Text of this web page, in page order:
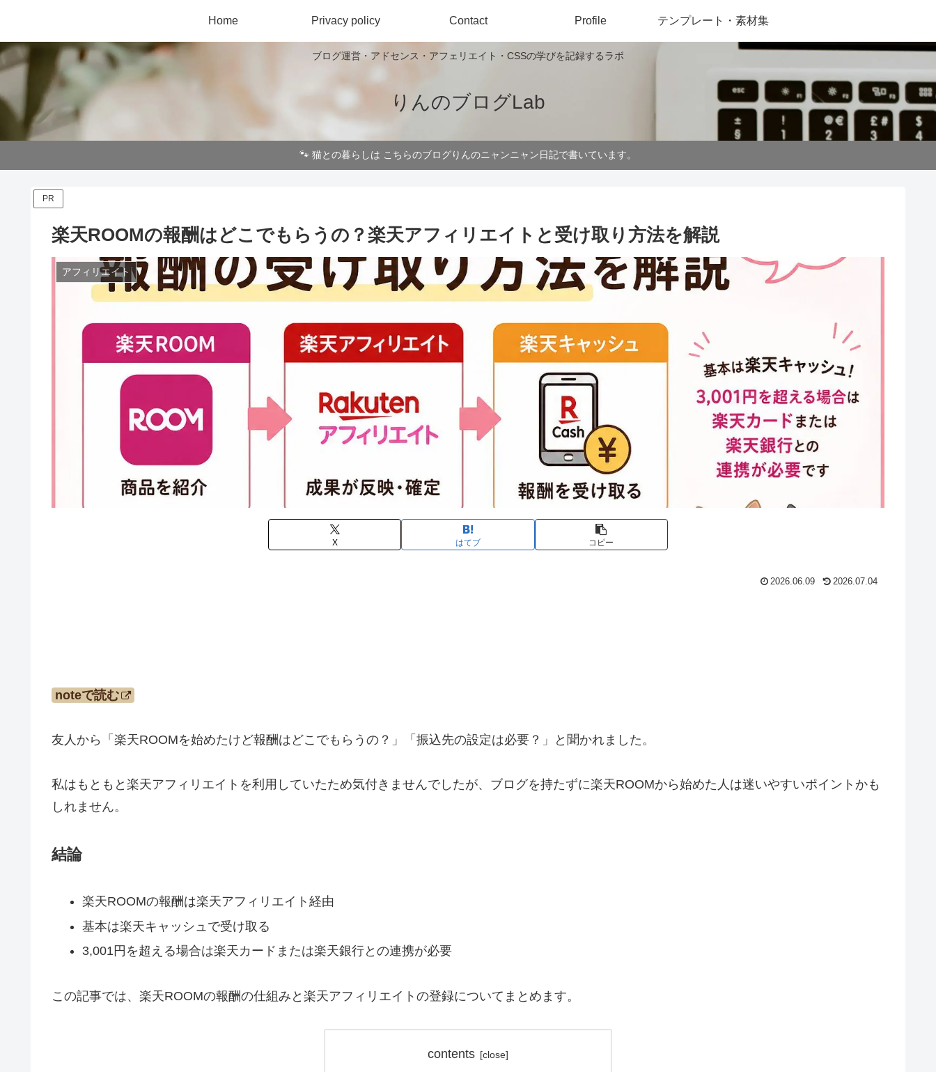
ブログ運営・アドセンス・アフェリエイト・CSSの学びを記録するラボ
りんのブログLab
Home Privacy policy Contact Profile テンプレート・素材集
🐾 猫との暮らしは こちらのブログりんのニャンニャン日記で書いています。
PR
楽天ROOMの報酬はどこでもらうの？楽天アフィリエイトと受け取り方法を解説
アフィリエイト
X はてブ コピー
2026.06.09 2026.07.04
noteで読む
友人から「楽天ROOMを始めたけど報酬はどこでもらうの？」「振込先の設定は必要？」と聞かれました。
私はもともと楽天アフィリエイトを利用していたため気付きませんでしたが、ブログを持たずに楽天ROOMから始めた人は迷いやすいポイントかも
しれません。
結論
楽天ROOMの報酬は楽天アフィリエイト経由
基本は楽天キャッシュで受け取る
3,001円を超える場合は楽天カードまたは楽天銀行との連携が必要
この記事では、楽天ROOMの報酬の仕組みと楽天アフィリエイトの登録についてまとめます。
contents